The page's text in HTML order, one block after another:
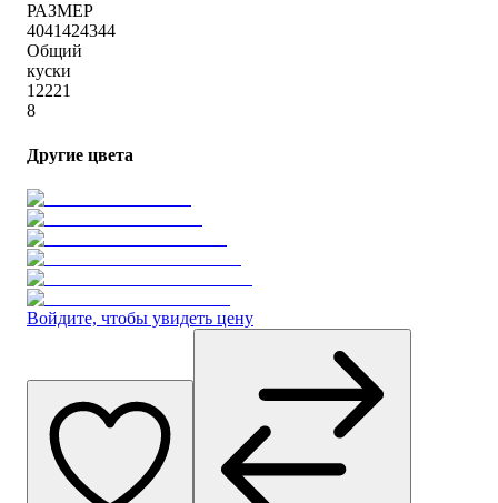
РАЗМЕР
4041424344
Общий
куски
12221
8
Другие цвета
Войдите, чтобы увидеть цену